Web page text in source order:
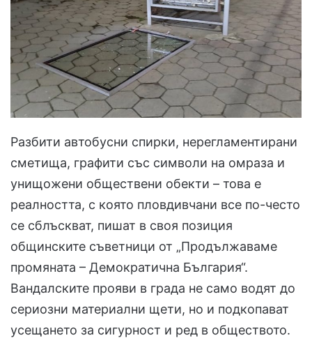
Разбити автобусни спирки, нерегламентирани
сметища, графити със символи на омраза и
унищожени обществени обекти – това е
реалността, с която пловдивчани все по-често
се сблъскват, пишат в своя позиция
общинските съветници от „Продължаваме
промяната – Демократична България“.
Вандалските прояви в града не само водят до
сериозни материални щети, но и подкопават
усещането за сигурност и ред в обществото.